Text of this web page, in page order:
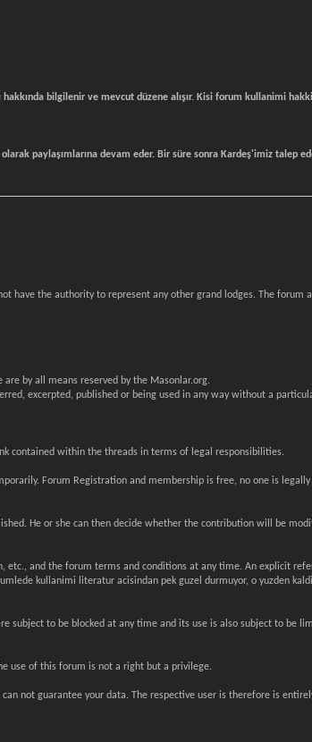
bilgilenir ve mevcut düzene alışır. Kisi forum kullanimi
paylaşımlarına devam eder. Bir süre sonra Kardeş'imiz talep
have the authority to represent any other grand lodges. The forum
by all means reserved by the Masonlar.org.
excerpted, published or being used in any way without a
contained within the threads in terms of legal responsibilities.
Forum Registration and membership is free, no one is
He or she can then decide whether the contribution will be
and the forum terms and conditions at any time. An explicit
kullanimi literatur acisindan pek guzel durmuyor, o yuzden
subject to be blocked at any time and its use is also subject to be
use of this forum is not a right but a privilege.
not guarantee your data. The respective user is therefore is